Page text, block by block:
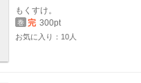
もくすけ。
巻 完 300pt
お気に入り：10人